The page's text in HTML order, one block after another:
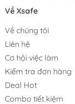
Về Xsafe
Về chúng tôi
Liên hệ
Cơ hội việc làm
Kiểm tra đơn hàng
Deal Hot
Combo tiết kiệm